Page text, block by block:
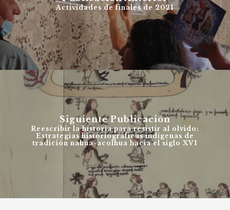
Actividades de finales de 2021
Siguiente Publicación
Reescribir la historia para resistir al olvido:
Estrategias historiográficas indígenas de
tradición nahua-acolhua hacia el siglo XVI